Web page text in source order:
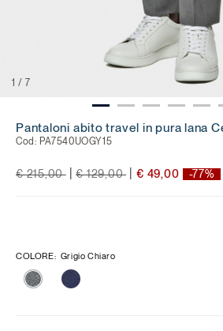
1 /7
Pantaloni abito travel in pura lana
Cod: PA7540UOGY15
Price reduced from
€ 215,00 toPrice reduced from
€ 129,00 to € 49,00 -77%
COLORE: Grigio Chiaro